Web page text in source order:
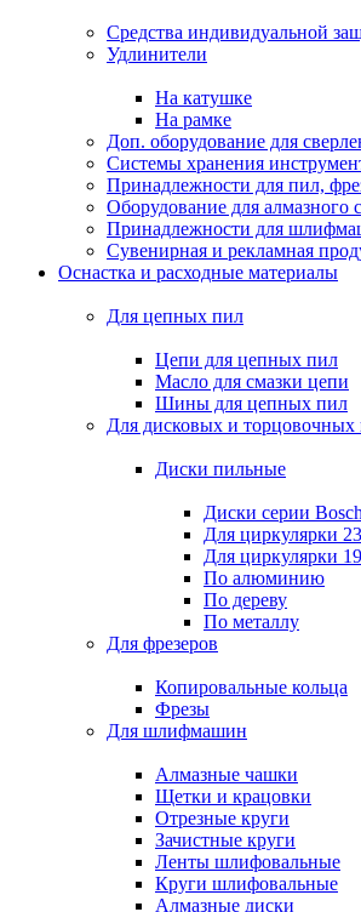
Средства индивидуальной
Удлинители
На катушке
На рамке
Доп. оборудование для
Системы хранения
Принадлежности для пил,
Оборудование для алмазного
Принадлежности для
Сувенирная и рекламная
Оснастка и расходные материалы
Для цепных пил
Цепи для цепных пил
Масло для смазки цепи
Шины для цепных пил
Для дисковых и торцовочных
Диски пильные
Диски серии
Для циркулярки
Для циркулярки
По алюминию
По дереву
По металлу
Для фрезеров
Копировальные кольца
Фрезы
Для шлифмашин
Алмазные чашки
Щетки и крацовки
Отрезные круги
Зачистные круги
Ленты шлифовальные
Круги шлифовальные
Алмазные диски